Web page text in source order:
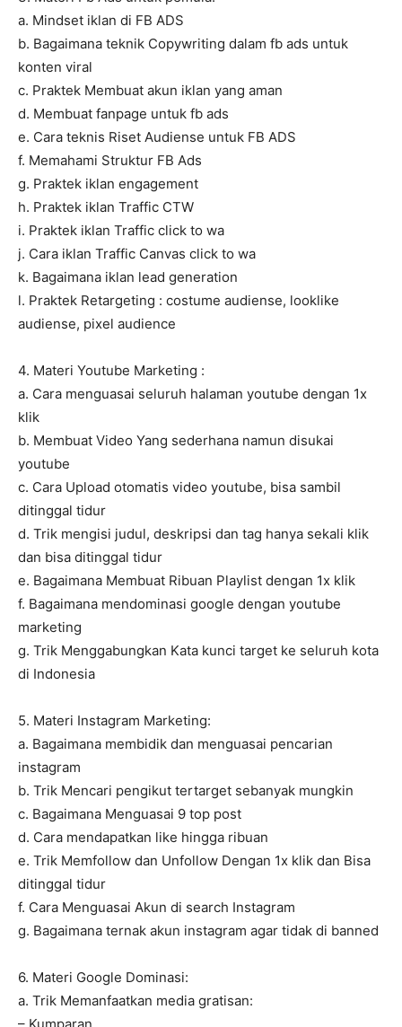
a. Mindset iklan di FB ADS
b. Bagaimana teknik Copywriting dalam fb ads untuk
konten viral
c. Praktek Membuat akun iklan yang aman
d. Membuat fanpage untuk fb ads
e. Cara teknis Riset Audiense untuk FB ADS
f. Memahami Struktur FB Ads
g. Praktek iklan engagement
h. Praktek iklan Traffic CTW
i. Praktek iklan Traffic click to wa
j. Cara iklan Traffic Canvas click to wa
k. Bagaimana iklan lead generation
l. Praktek Retargeting : costume audiense, looklike
audiense, pixel audience
4. Materi Youtube Marketing :
a. Cara menguasai seluruh halaman youtube dengan 1x
klik
b. Membuat Video Yang sederhana namun disukai
youtube
c. Cara Upload otomatis video youtube, bisa sambil
ditinggal tidur
d. Trik mengisi judul, deskripsi dan tag hanya sekali klik
dan bisa ditinggal tidur
e. Bagaimana Membuat Ribuan Playlist dengan 1x klik
f. Bagaimana mendominasi google dengan youtube
marketing
g. Trik Menggabungkan Kata kunci target ke seluruh kota
di Indonesia
5. Materi Instagram Marketing:
a. Bagaimana membidik dan menguasai pencarian
instagram
b. Trik Mencari pengikut tertarget sebanyak mungkin
c. Bagaimana Menguasai 9 top post
d. Cara mendapatkan like hingga ribuan
e. Trik Memfollow dan Unfollow Dengan 1x klik dan Bisa
ditinggal tidur
f. Cara Menguasai Akun di search Instagram
g. Bagaimana ternak akun instagram agar tidak di banned
6. Materi Google Dominasi:
a. Trik Memanfaatkan media gratisan: